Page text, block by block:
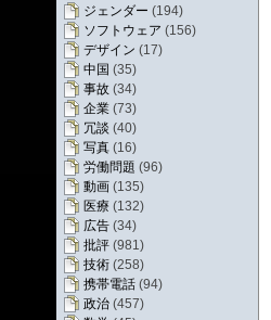
ジェンダー (194)
ソフトウェア (156)
デザイン (17)
中国 (35)
事故 (34)
企業 (73)
冗談 (40)
写真 (16)
労働問題 (96)
動画 (135)
医療 (132)
広告 (34)
批評 (981)
技術 (258)
携帯電話 (94)
政治 (457)